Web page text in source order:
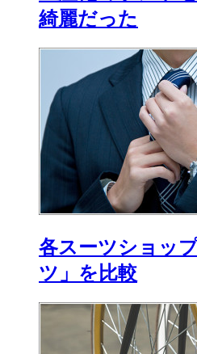
綺麗だった
各スーツショッ
ツ」を比較